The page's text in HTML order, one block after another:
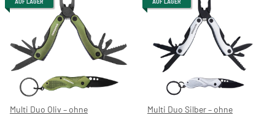
AUF LAGER
Multi Duo Oliv – ohne
AUF LAGER
Multi Duo Silber – ohne